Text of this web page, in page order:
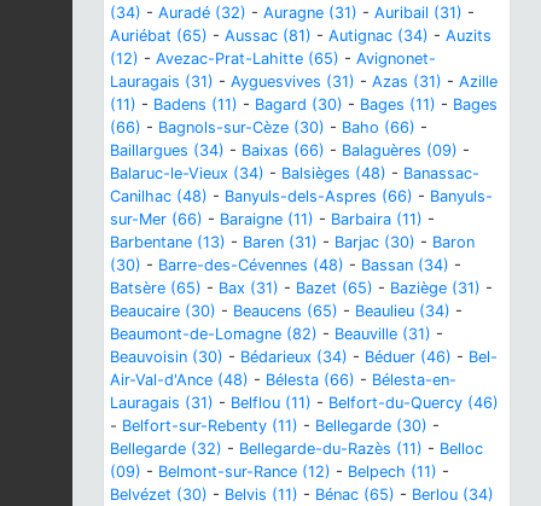
(34) - Auradé (32) - Auragne (31) - Auribail (31) -
Auriébat (65) - Aussac (81) - Autignac (34) - Auzits
(12) - Avezac-Prat-Lahitte (65) - Avignonet-
Lauragais (31) - Ayguesvives (31) - Azas (31) - Azille
(11) - Badens (11) - Bagard (30) - Bages (11) - Bages
(66) - Bagnols-sur-Cèze (30) - Baho (66) -
Baillargues (34) - Baixas (66) - Balaguères (09) -
Balaruc-le-Vieux (34) - Balsièges (48) - Banassac-
Canilhac (48) - Banyuls-dels-Aspres (66) - Banyuls-
sur-Mer (66) - Baraigne (11) - Barbaira (11) -
Barbentane (13) - Baren (31) - Barjac (30) - Baron
(30) - Barre-des-Cévennes (48) - Bassan (34) -
Batsère (65) - Bax (31) - Bazet (65) - Baziège (31) -
Beaucaire (30) - Beaucens (65) - Beaulieu (34) -
Beaumont-de-Lomagne (82) - Beauville (31) -
Beauvoisin (30) - Bédarieux (34) - Béduer (46) - Bel-
Air-Val-d'Ance (48) - Bélesta (66) - Bélesta-en-
Lauragais (31) - Belflou (11) - Belfort-du-Quercy (46)
- Belfort-sur-Rebenty (11) - Bellegarde (30) -
Bellegarde (32) - Bellegarde-du-Razès (11) - Belloc
(09) - Belmont-sur-Rance (12) - Belpech (11) -
Belvézet (30) - Belvis (11) - Bénac (65) - Berlou (34)